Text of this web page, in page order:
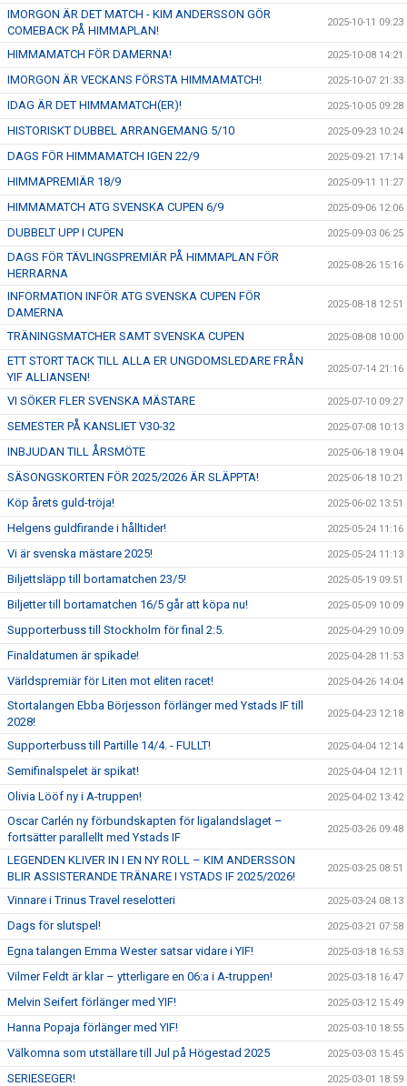
IMORGON ÄR DET MATCH - KIM ANDERSSON GÖR
COMEBACK PÅ HIMMAPLAN!
2025-10-11 09:23
HIMMAMATCH FÖR DAMERNA! 2025-10-08 14:21
IMORGON ÄR VECKANS FÖRSTA HIMMAMATCH! 2025-10-07 21:33
IDAG ÄR DET HIMMAMATCH(ER)! 2025-10-05 09:28
HISTORISKT DUBBEL ARRANGEMANG 5/10 2025-09-23 10:24
DAGS FÖR HIMMAMATCH IGEN 22/9 2025-09-21 17:14
HIMMAPREMIÄR 18/9 2025-09-11 11:27
HIMMAMATCH ATG SVENSKA CUPEN 6/9 2025-09-06 12:06
DUBBELT UPP I CUPEN 2025-09-03 06:25
DAGS FÖR TÄVLINGSPREMIÄR PÅ HIMMAPLAN FÖR
HERRARNA
2025-08-26 15:16
INFORMATION INFÖR ATG SVENSKA CUPEN FÖR
DAMERNA
2025-08-18 12:51
TRÄNINGSMATCHER SAMT SVENSKA CUPEN 2025-08-08 10:00
ETT STORT TACK TILL ALLA ER UNGDOMSLEDARE FRÅN
YIF ALLIANSEN!
2025-07-14 21:16
VI SÖKER FLER SVENSKA MÄSTARE 2025-07-10 09:27
SEMESTER PÅ KANSLIET V30-32 2025-07-08 10:13
INBJUDAN TILL ÅRSMÖTE 2025-06-18 19:04
SÄSONGSKORTEN FÖR 2025/2026 ÄR SLÄPPTA! 2025-06-18 10:21
Köp årets guld-tröja! 2025-06-02 13:51
Helgens guldfirande i hålltider! 2025-05-24 11:16
Vi är svenska mästare 2025! 2025-05-24 11:13
Biljettsläpp till bortamatchen 23/5! 2025-05-19 09:51
Biljetter till bortamatchen 16/5 går att köpa nu! 2025-05-09 10:09
Supporterbuss till Stockholm för final 2:5. 2025-04-29 10:09
Finaldatumen är spikade! 2025-04-28 11:53
Världspremiär för Liten mot eliten racet! 2025-04-26 14:04
Stortalangen Ebba Börjesson förlänger med Ystads IF till
2028!
2025-04-23 12:18
Supporterbuss till Partille 14/4. - FULLT! 2025-04-04 12:14
Semifinalspelet är spikat! 2025-04-04 12:11
Olivia Lööf ny i A-truppen! 2025-04-02 13:42
Oscar Carlén ny förbundskapten för ligalandslaget –
fortsätter parallellt med Ystads IF
2025-03-26 09:48
LEGENDEN KLIVER IN I EN NY ROLL – KIM ANDERSSON
BLIR ASSISTERANDE TRÄNARE I YSTADS IF 2025/2026!
2025-03-25 08:51
Vinnare i Trinus Travel reselotteri 2025-03-24 08:13
Dags för slutspel! 2025-03-21 07:58
Egna talangen Emma Wester satsar vidare i YIF! 2025-03-18 16:53
Vilmer Feldt är klar – ytterligare en 06:a i A-truppen! 2025-03-18 16:47
Melvin Seifert förlänger med YIF! 2025-03-12 15:49
Hanna Popaja förlänger med YIF! 2025-03-10 18:55
Välkomna som utställare till Jul på Högestad 2025 2025-03-03 15:45
SERIESEGER! 2025-03-01 18:59